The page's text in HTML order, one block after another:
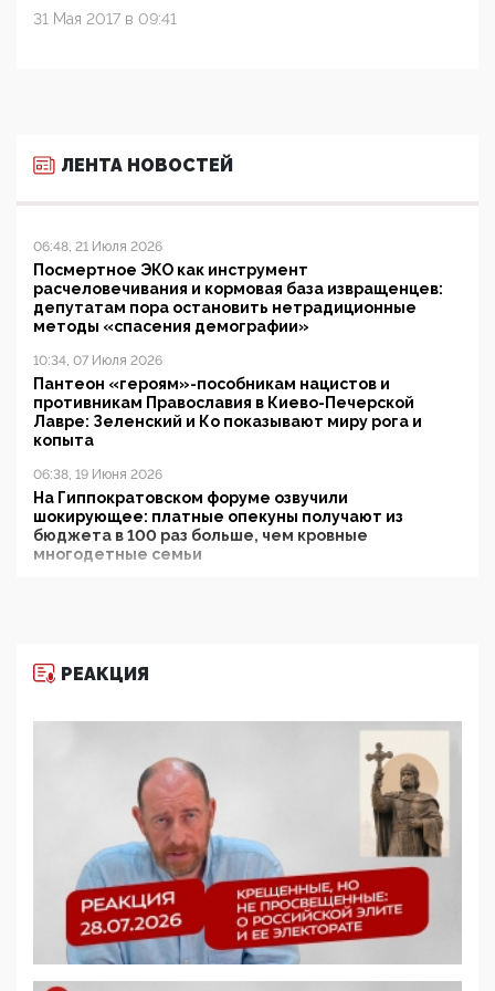
31 Мая 2017 в 09:41
ЛЕНТА НОВОСТЕЙ
06:48, 21 Июля 2026
Посмертное ЭКО как инструмент
расчеловечивания и кормовая база извращенцев:
депутатам пора остановить нетрадиционные
методы «спасения демографии»
10:34, 07 Июля 2026
Пантеон «героям»-пособникам нацистов и
противникам Православия в Киево-Печерской
Лавре: Зеленский и Ко показывают миру рога и
копыта
06:38, 19 Июня 2026
На Гиппократовском форуме озвучили
шокирующее: платные опекуны получают из
бюджета в 100 раз больше, чем кровные
многодетные семьи
11:53, 09 Июня 2026
деятельность ИИТО ЮНЕСКО в России, но
цифроглобалисты продолжают определять
повестку в образовании
09:43, 01 Июня 2026
5G за счет здоровья граждан: Минцифры намерено
отобрать у регионов и муниципалитетов право
защищать жилые дома и социальные объекты от
05:58, 26 Мая 2026
Роскомнадзор освободили от борца с
деструктивным и опасным контентом
07:39, 25 Мая 2026
РЕАКЦИЯ